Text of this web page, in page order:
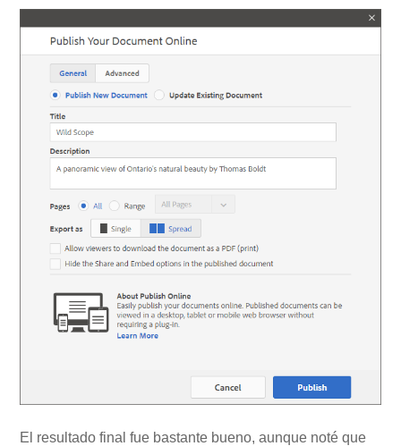
El resultado final fue bastante bueno, aunque noté que